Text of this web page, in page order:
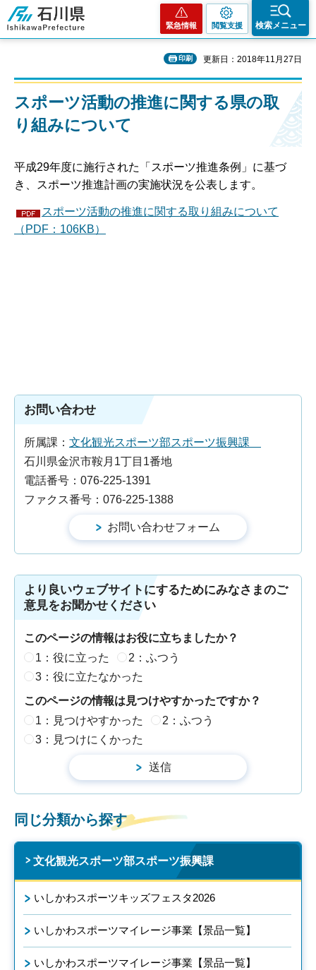
石川県
緊急情報 閲覧支援 検索メニュー
印刷 更新日：2018年11月27日
スポーツ活動の推進に関する県の取
り組みについて
平成29年度に施行された「スポーツ推進条例」に基づ
き、スポーツ推進計画の実施状況を公表します。
スポーツ活動の推進に関する取り組みについて
（PDF：106KB）
お問い合わせ
所属課： 文化観光スポーツ部スポーツ振興課
石川県金沢市鞍月1丁目1番地
電話番号：076-225-1391
ファクス番号：076-225-1388
より良いウェブサイトにするためにみなさまのご
意見をお聞かせください
このページの情報はお役に立ちましたか？
1：役に立った
2：ふつう
3：役に立たなかった
このページの情報は見つけやすかったですか？
1：見つけやすかった
2：ふつう
3：見つけにくかった
同じ分類から探す
文化観光スポーツ部スポーツ振興課
いしかわスポーツキッズフェスタ2026
いしかわスポーツマイレージ事業【景品一覧】
いしかわスポーツマイレージ事業【景品一覧】